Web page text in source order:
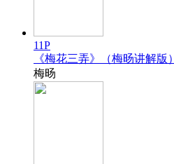
11P
《梅花三弄》（梅旸讲解版）
梅旸